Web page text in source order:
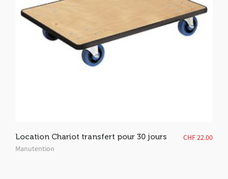
Location Chariot transfert pour 30 jours
Manutention
CHF22.00